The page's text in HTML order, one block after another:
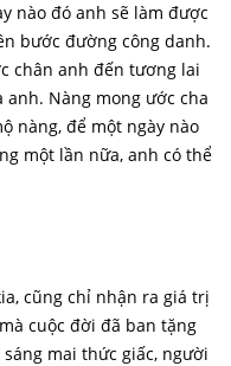
nào đó anh sẽ làm được
bước đường công danh.
chân anh đến tương lai
Nàng mong ước cha
nàng, để một ngày nào
một lần nữa, anh có thể
cũng chỉ nhận ra giá trị
cuộc đời đã ban tặng
mai thức giấc, người